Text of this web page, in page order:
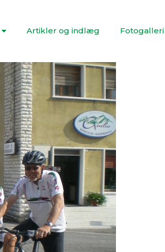
Artikler og indlæg Fotogalleri